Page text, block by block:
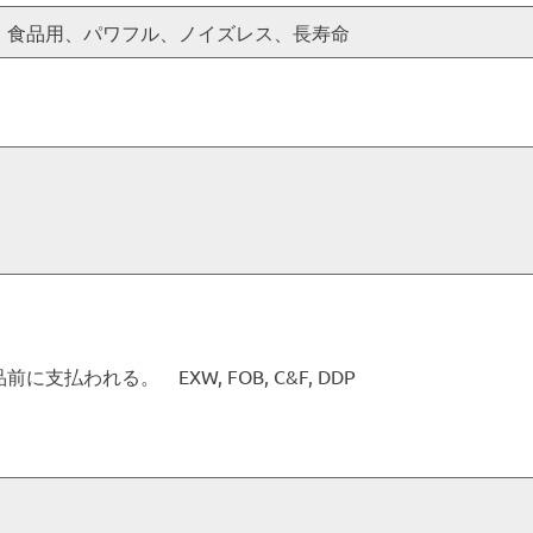
品用、パワフル、ノイズレス、長寿命
に支払われる。 EXW, FOB, C&F, DDP